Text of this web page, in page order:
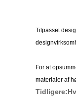
Tilpasset
For at
materialer af
Tidligere: